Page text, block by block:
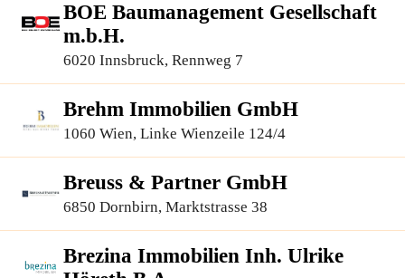
BOE Baumanagement Gesellschaft
m.b.H.
6020 Innsbruck, Rennweg 7
Brehm Immobilien GmbH
1060 Wien, Linke Wienzeile 124/4
Breuss & Partner GmbH
6850 Dornbirn, Marktstrasse 38
Brezina Immobilien Inh. Ulrike